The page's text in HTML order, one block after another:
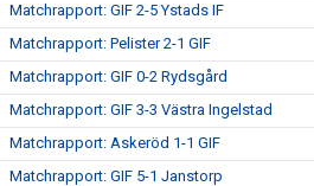
Matchrapport: GIF 2-5 Ystads IF
Matchrapport: Pelister 2-1 GIF
Matchrapport: GIF 0-2 Rydsgård
Matchrapport: GIF 3-3 Västra Ingelstad
Matchrapport: Askeröd 1-1 GIF
Matchrapport: GIF 5-1 Janstorp